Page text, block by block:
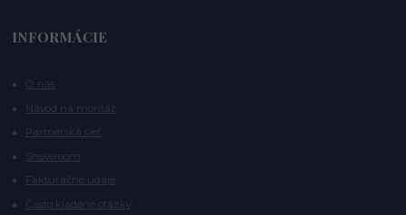
INFORMÁCIE
O nás
Návod na montáž
Partnerská sieť
Showroom
Faktúračné údaje
Často kladené otázky